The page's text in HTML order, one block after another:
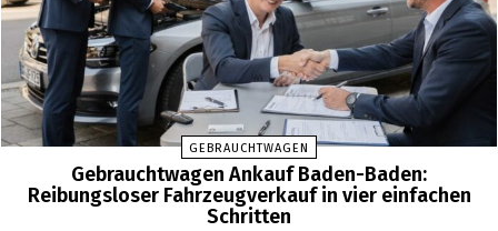
GEBRAUCHTWAGEN
Gebrauchtwagen Ankauf Baden-Baden:
Reibungsloser Fahrzeugverkauf in vier einfachen
Schritten